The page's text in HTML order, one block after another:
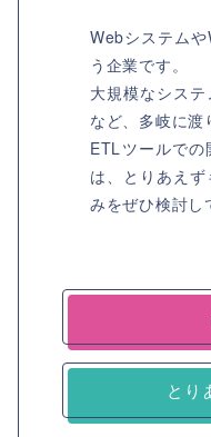
Webシステム
う企業です。
大規模なシス
など、多岐に渡
ETLツールで
は、とりあえ
みをぜひ検討し
とり